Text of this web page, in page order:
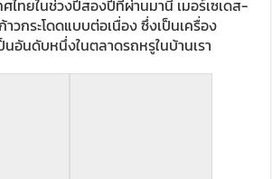
ศไทยในช่วงปีสองปีที่ผ่านมานี้ เมอร์เซเดส-
าวกระโดดแบบต่อเนื่อง ซึ่งเป็นเครื่อง
นอันดับหนึ่งในตลาดรถหรูในบ้านเรา